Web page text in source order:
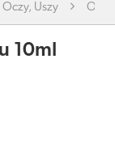
Oczy, Uszy Oczy
10ml